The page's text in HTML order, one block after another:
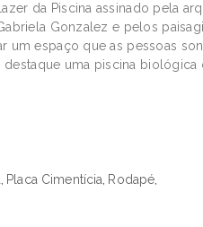
da Piscina assinado pela
Gonzalez e pelos
um espaço que as pessoas
uma piscina biológica
, Placa Cimentícia, Rodapé,